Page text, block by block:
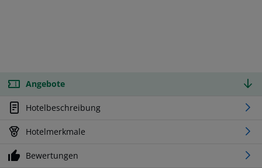
Angebote
Hotelbeschreibung
Hotelmerkmale
Bewertungen